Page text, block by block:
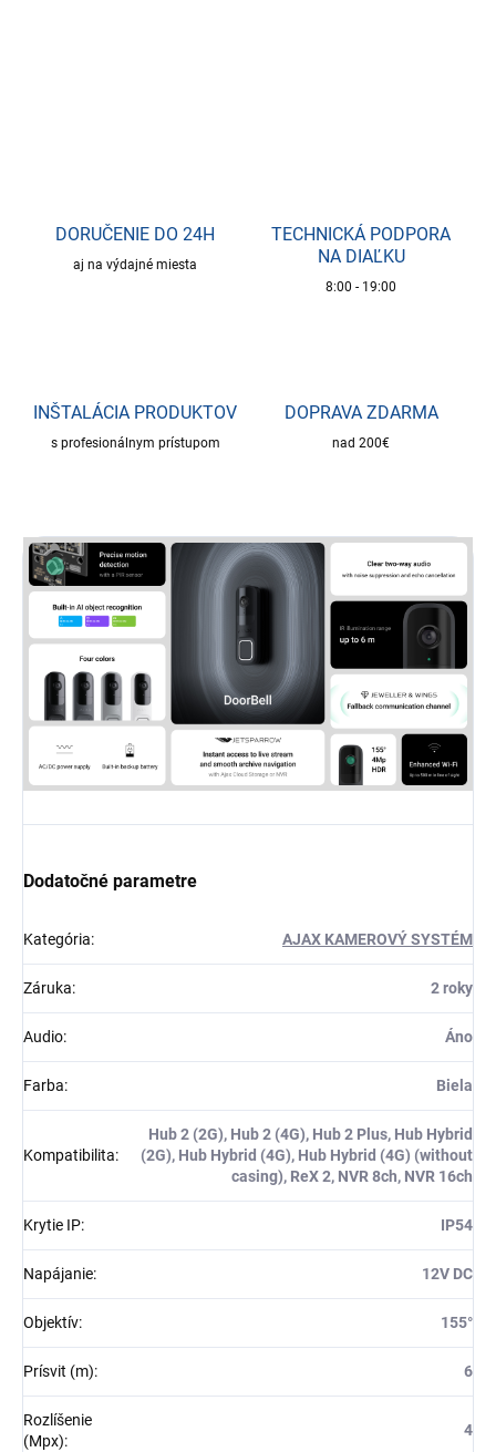
DORUČENIE DO 24H
aj na výdajné miesta
TECHNICKÁ PODPORA
NA DIAĽKU
8:00 - 19:00
INŠTALÁCIA PRODUKTOV
s profesionálnym prístupom
DOPRAVA ZDARMA
nad 200€
Dodatočné parametre
Kategória: AJAX KAMEROVÝ SYSTÉM
Záruka: 2 roky
Audio: Áno
Farba: Biela
Kompatibilita:
Hub 2 (2G), Hub 2 (4G), Hub 2 Plus, Hub Hybrid
(2G), Hub Hybrid (4G), Hub Hybrid (4G) (without
casing), ReX 2, NVR 8ch, NVR 16ch
Krytie IP: IP54
Napájanie: 12V DC
Objektív: 155°
Prísvit (m): 6
Rozlíšenie
(Mpx):
4